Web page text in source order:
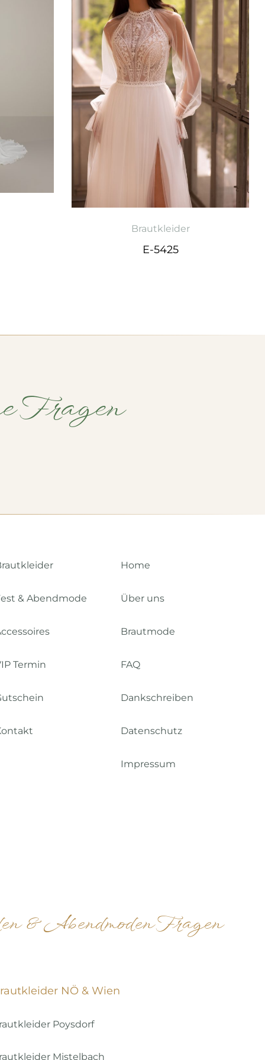
Brautkleider
E-5425
Fragen
& Abendmode
Termin
Home
Über uns
Brautmode
FAQ
Dankschreiben
Datenschutz
Impressum
& Abendmoden Fragen
NÖ & Wien
Poysdorf
Mistelbach